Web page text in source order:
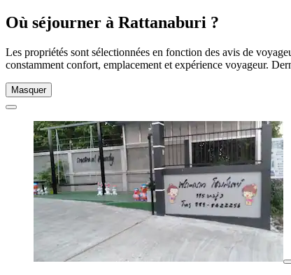
Où séjourner à Rattanaburi ?
Les propriétés sont sélectionnées en fonction des avis de
constamment confort, emplacement et expérience voyageur.
Masquer